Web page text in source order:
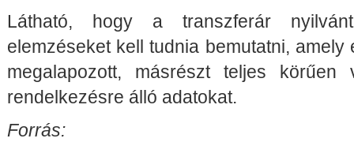
Látható, hogy a transzferár
elemzéseket kell tudnia bemutatni, amely
megalapozott, másrészt teljes körűen
rendelkezésre álló adatokat.
Forrás: